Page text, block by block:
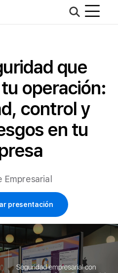
que
operación:
control y
en tu
Empresarial
presentación